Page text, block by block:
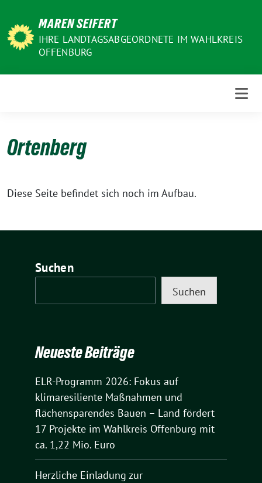
zum
Inhalt
MAREN SEIFERT
IHRE LANDTAGSABGEORDNETE IM WAHLKREIS
OFFENBURG
Ortenberg
Diese Seite befindet sich noch im Aufbau.
Suchen
Suchen
Neueste Beiträge
ELR-Programm 2026: Fokus auf
klimaresiliente Maßnahmen und
flächensparendes Bauen – Land fördert
17 Projekte im Wahlkreis Offenburg mit
ca. 1,22 Mio. Euro
Herzliche Einladung zur